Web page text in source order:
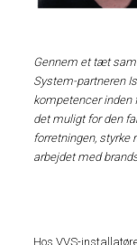
Gennem et tæt
System-partneren
kompetencer inden
det muligt for den
forretningen, styrke
arbejdet med
Hos VVS-